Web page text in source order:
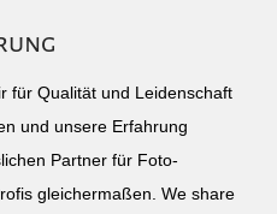
für Qualität und Leidenschaft
und unsere Erfahrung
Partner für Foto-
gleichermaßen. We share